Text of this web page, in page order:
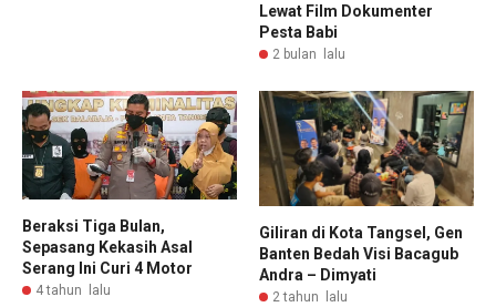
Lewat Film Dokumenter
Pesta Babi
2 bulan lalu
Beraksi Tiga Bulan,
Sepasang Kekasih Asal
Serang Ini Curi 4 Motor
4 tahun lalu
Giliran di Kota Tangsel, Gen
Banten Bedah Visi Bacagub
Andra – Dimyati
2 tahun lalu